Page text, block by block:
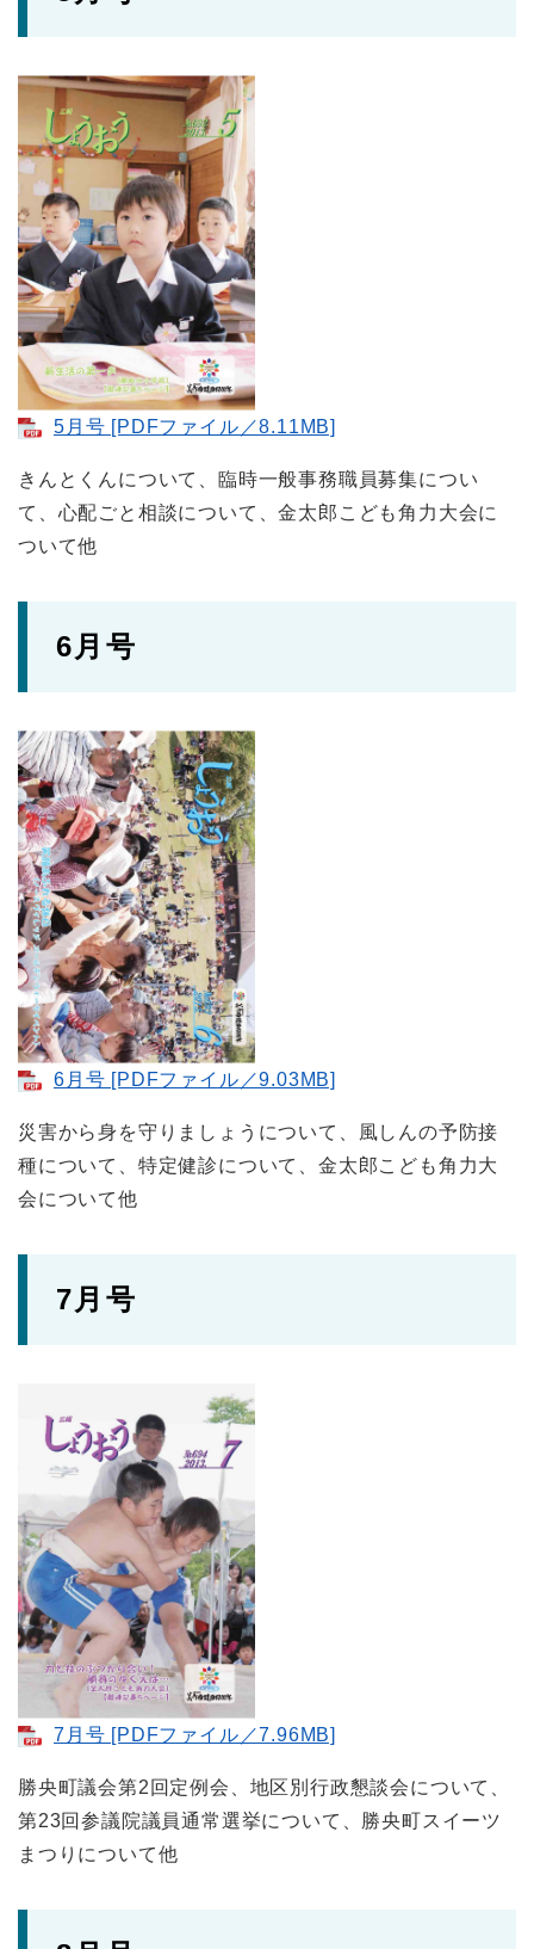
5月号 [PDFファイル／8.11MB]
きんとくんについて、臨時一般事務職員募集につい
て、心配ごと相談について、金太郎こども角力大会に
ついて他
6月号
6月号 [PDFファイル／9.03MB]
災害から身を守りましょうについて、風しんの予防接
種について、特定健診について、金太郎こども角力大
会について他
7月号
7月号 [PDFファイル／7.96MB]
勝央町議会第2回定例会、地区別行政懇談会について、
第23回参議院議員通常選挙について、勝央町スイーツ
まつりについて他